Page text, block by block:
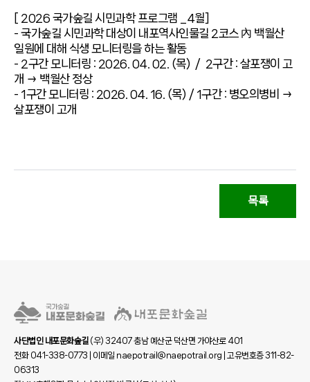
[ 2026 국가숲길 시민과학 프로그램 _4월]
- 국가숲길 시민과학 대상이 내포역사인물길 2코스 內 백월산
일원에 대해 식생 모니터링을 하는 활동
- 2구간 모니터링 : 2026. 04. 02. (목) / 2구간 : 살포쟁이 고
개 → 백월산 정상
- 1구간 모니터링 : 2026. 04. 16. (목) / 1구간 : 병오의병비 →
살포쟁이 고개
목록
사단법인 내포문화숲길(우) 32407 충남 예산군 덕산면 가야산로 401
전화 041-338-0773 | 이메일 naepotrail@naepotrail.org | 고유번호증 311-82-
06313